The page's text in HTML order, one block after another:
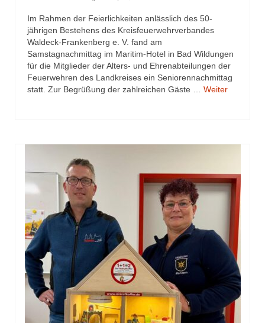
Jahresrückblick 2020
Jahresrückblick 2021
Jahresrückblick 2022
Tag der offenen Tür 2018
Tag der offenen Tür 2022
Im Rahmen der Feierlichkeiten anlässlich des 50-
jährigen Bestehens des Kreisfeuerwehrverbandes
Waldeck-Frankenberg e. V. fand am
Samstagnachmittag im Maritim-Hotel in Bad Wildungen
für die Mitglieder der Alters- und Ehrenabteilungen der
Feuerwehren des Landkreises ein Seniorennachmittag
statt. Zur Begrüßung der zahlreichen Gäste … Weiter